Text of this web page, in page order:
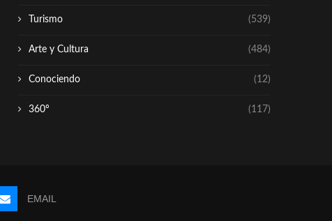
Turismo (539)
Arte y Cultura (484)
Conociendo (12)
360º (117)
EMAIL